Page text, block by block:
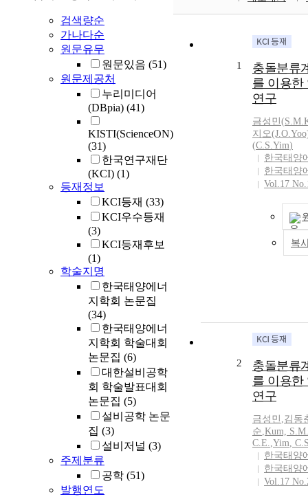
검색량순
가나다순
원문유무
원문있음 (51)
원문제공처
누리미디어
(DBpia) (41)
KISTI(ScienceON)
(31)
한국연구재단
(KCI) (1)
등재정보
KCI등재 (33)
KCI우수등재
(3)
KCI등재후보
(1)
학술지명
한국태양에너
지학회 논문집
(34)
한국태양에너
지학회 학술대회
논문집 (6)
대한설비공학
회 학술발표대회
논문집 (5)
설비공학 논문
집 (3)
설비저널 (3)
주제분류
공학 (51)
발행연도
1
충돌분류
를 이용한
연구
금성민(S
지오
(C.S.Yim)
한국태양
한국태양
Vol.17
복
2
충돌분류
를 이용한
연구
금성민 ,김동
순,Kum, S.M.
C.E.,Yim,
한국태양
한국태양
Vol.17